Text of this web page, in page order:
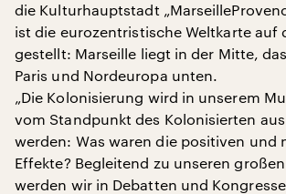
die Kulturhauptstadt
ist die eurozentristische Weltkarte auf
gestellt: Marseille liegt in der Mitte,
Paris und Nordeuropa unten.
„Die Kolonisierung wird in unserem
vom Standpunkt des Kolonisierten
werden: Was waren die positiven und
Effekte? Begleitend zu unseren
werden wir in Debatten und